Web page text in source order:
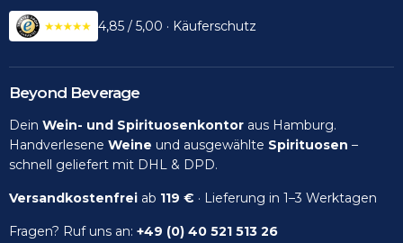
4,85 / 5,00 · Käuferschutz
Beyond Beverage
Dein Wein- und Spirituosenkontor aus Hamburg.
Handverlesene Weine und ausgewählte Spirituosen –
schnell geliefert mit DHL & DPD.
Versandkostenfrei ab 119 € · Lieferung in 1–3 Werktagen
Fragen? Ruf uns an: +49 (0) 40 521 513 26